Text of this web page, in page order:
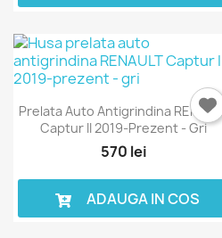
Prelata Auto Antigrindina
Captur II 2019-Prezent - Gri
570 lei
ADAUGA IN COS